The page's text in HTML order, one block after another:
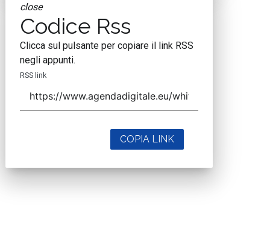
close
Codice Rss
Clicca sul pulsante per copiare il link RSS
negli appunti.
RSS link
COPIA LINK